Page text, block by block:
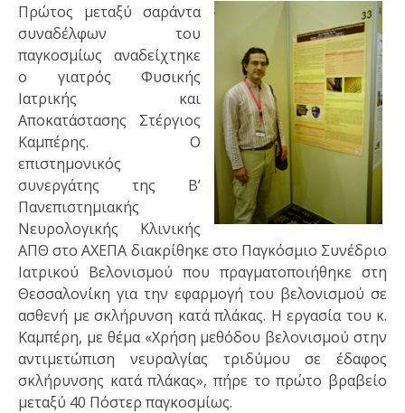
Πρώτος μεταξύ σαράντα
συναδέλφων του
παγκοσμίως αναδείχτηκε
ο γιατρός Φυσικής
Ιατρικής και
Αποκατάστασης Στέργιος
Καμπέρης. Ο
επιστημονικός
συνεργάτης της Β’
Πανεπιστημιακής
Νευρολογικής Κλινικής
ΑΠΘ στο ΑΧΕΠΑ διακρίθηκε στο Παγκόσμιο Συνέδριο
Ιατρικού Βελονισμού που πραγματοποιήθηκε στη
Θεσσαλονίκη για την εφαρμογή του βελονισμού σε
ασθενή με σκλήρυνση κατά πλάκας. Η εργασία του κ.
Καμπέρη, με θέμα «Χρήση μεθόδου βελονισμού στην
αντιμετώπιση νευραλγίας τριδύμου σε έδαφος
σκλήρυνσης κατά πλάκας», πήρε το πρώτο βραβείο
μεταξύ 40 Πόστερ παγκοσμίως.